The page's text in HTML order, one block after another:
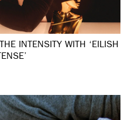
INTENSITY WITH ‘EILISH